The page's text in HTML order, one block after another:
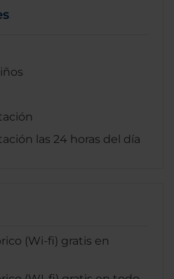
las 24 horas del día
(Wi-fi) gratis en